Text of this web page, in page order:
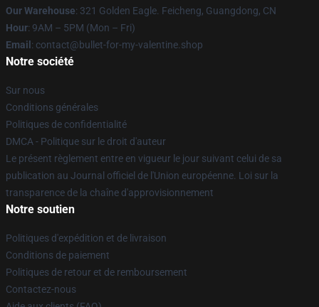
Our Warehouse: 321 Golden Eagle. Feicheng, Guangdong, CN
Hour: 9AM – 5PM (Mon – Fri)
Email : contact@bullet-for-my-valentine.shop
Notre société
Sur nous
Conditions générales
Politiques de confidentialité
DMCA - Politique sur le droit d'auteur
Le présent règlement entre en vigueur le jour suivant celui de sa
publication au Journal officiel de l'Union européenne. Loi sur la
transparence de la chaîne d'approvisionnement
Notre soutien
Politiques d'expédition et de livraison
Conditions de paiement
Politiques de retour et de remboursement
Contactez-nous